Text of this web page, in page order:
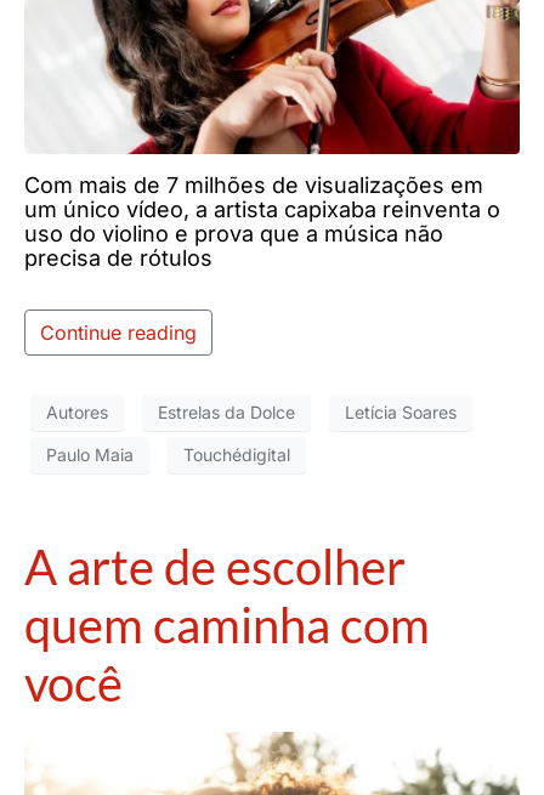
Com mais de 7 milhões de visualizações em
um único vídeo, a artista capixaba reinventa o
uso do violino e prova que a música não
precisa de rótulos
Continue reading
Autores Estrelas da Dolce Letícia Soares
Paulo Maia Touchédigital
A arte de escolher
quem caminha com
você